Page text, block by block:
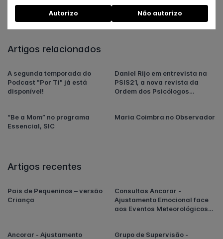
Autorizo Não autorizo
Artigos relacionados
A segunda temporada do
Podcast "Por Ti" já está
disponível!
Daniel Rijo em entrevista na
PSIS21, a nova revista da
Ordem dos Psicólogos
“Be a Mom” no programa
Essencial, SIC
Maria Coimbra no Observador
Artigos recentes
Pais de Pequeninos – versão
Criança
Consultas Ancorar -
Ajustamento Emocional face
aos Eventos Meteorológicos
Ancorar - Ajustamento Grupo de Supervisão -